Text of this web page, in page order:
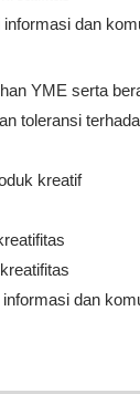
dan
YME serta
toleransi
kreatif
dan